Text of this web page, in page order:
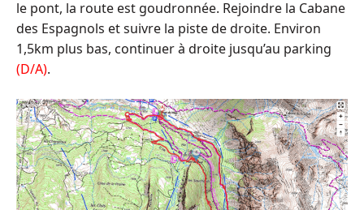
le pont, la route est goudronnée. Rejoindre la Cabane
des Espagnols et suivre la piste de droite. Environ
1,5km plus bas, continuer à droite jusqu’au parking
(D/A).